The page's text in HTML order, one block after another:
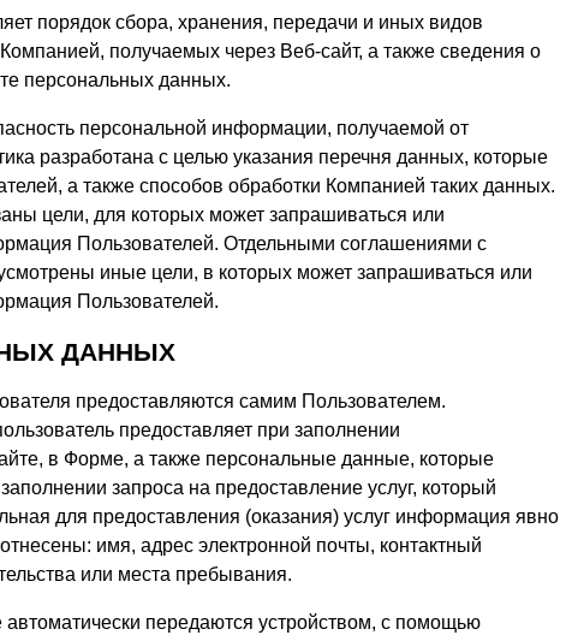
порядок сбора, хранения, передачи и иных видов
получаемых через Веб-сайт, а также сведения о
персональных данных.
персональной информации, получаемой от
разработана с целью указания перечня данных, которые
а также способов обработки Компанией таких данных.
цели, для которых может запрашиваться или
Пользователей. Отдельными соглашениями с
иные цели, в которых может запрашиваться или
Пользователей.
ДАННЫХ
предоставляются самим Пользователем.
предоставляет при заполнении
в Форме, а также персональные данные, которые
запроса на предоставление услуг, который
для предоставления (оказания) услуг информация явно
имя, адрес электронной почты, контактный
или места пребывания.
передаются устройством, с помощью